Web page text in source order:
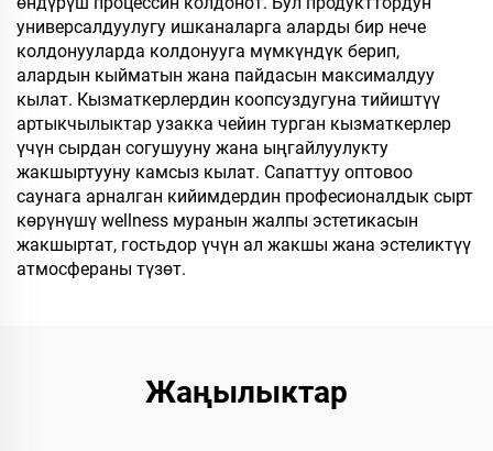
универсалдуулугу ишканаларга аларды бир нече
колдонууларда колдонууга мүмкүндүк берип,
алардын кыйматын жана пайдасын максималдуу
кылат. Кызматкерлердин коопсуздугуна тийиштүү
артыкчылыктар узакка чейин турган кызматкерлер
үчүн сырдан согушууну жана ыңгайлуулукту
жакшыртууну камсыз кылат. Сапаттуу оптовоо
саунага арналган кийимдердин професионалдык сырт
көрүнүшү wellness муранын жалпы эстетикасын
жакшыртат, гостьдор үчүн ал жакшы жана эстеликтүү
атмосфераны түзөт.
Жаңылыктар